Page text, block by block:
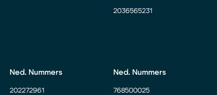
2036565231
Ned. Nummers
202272961
Ned. Nummers
768500025